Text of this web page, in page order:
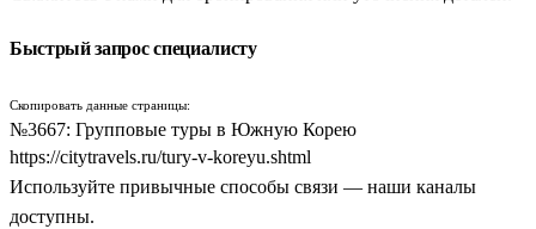
смотровую площадку телебашни N-Seoul на горе Намсан и
квартале Мёндон. Из столицы автобусы везут группу в
пригородный развлекательный уезд Ёнин
знаменитый на весь мир тематический парк аттракционов
Быстрый запрос специалисту
Скопировать данные страницы:
№3667: Групповые туры в Южную Корею
https://citytravels.ru/tury-v-koreyu.shtml
Используйте привычные способы связи — наши каналы
доступны.